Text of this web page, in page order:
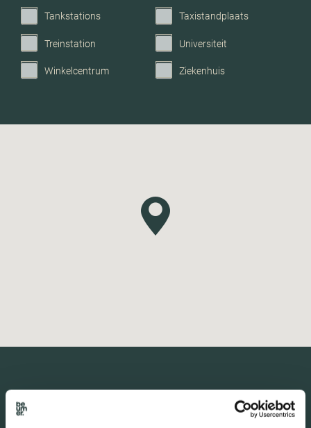
Tankstations Taxistandplaats
Treinstation Universiteit
Winkelcentrum Ziekenhuis
De buurt